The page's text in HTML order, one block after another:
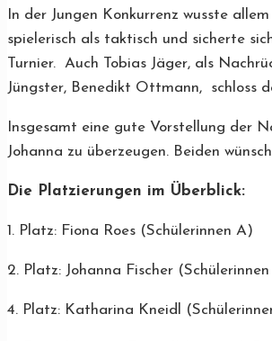
In der Jungen Konkurrenz wusste
spielerisch als taktisch und sicherte
Turnier. Auch Tobias Jäger, als
Jüngster, Benedikt Ottmann, schloss
Insgesamt eine gute Vorstellung der
Johanna zu überzeugen. Beiden
Die Platzierungen im Überblick:
1. Platz: Fiona Roes (Schülerinnen A)
2. Platz: Johanna Fischer
4. Platz: Katharina Kneidl